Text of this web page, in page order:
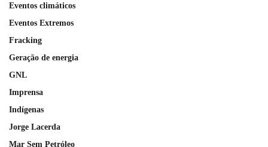
Eventos climáticos
Eventos Extremos
Fracking
Geração de energia
GNL
Imprensa
Indígenas
Jorge Lacerda
Mar Sem Petróleo